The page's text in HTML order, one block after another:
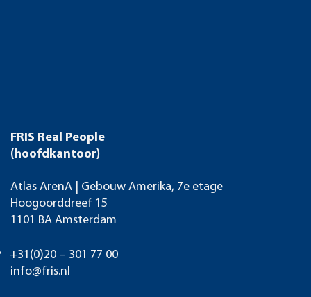
FRIS Real People
(hoofdkantoor)
Atlas ArenA | Gebouw Amerika, 7e etage
Hoogoorddreef 15
1101 BA Amsterdam
+31(0)20 – 301 77 00
info@fris.nl